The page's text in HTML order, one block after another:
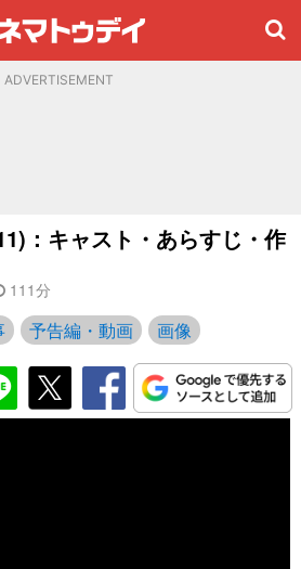
ADVERTISEMENT
：キャスト・あらすじ・作
111分
予告編・動画 画像